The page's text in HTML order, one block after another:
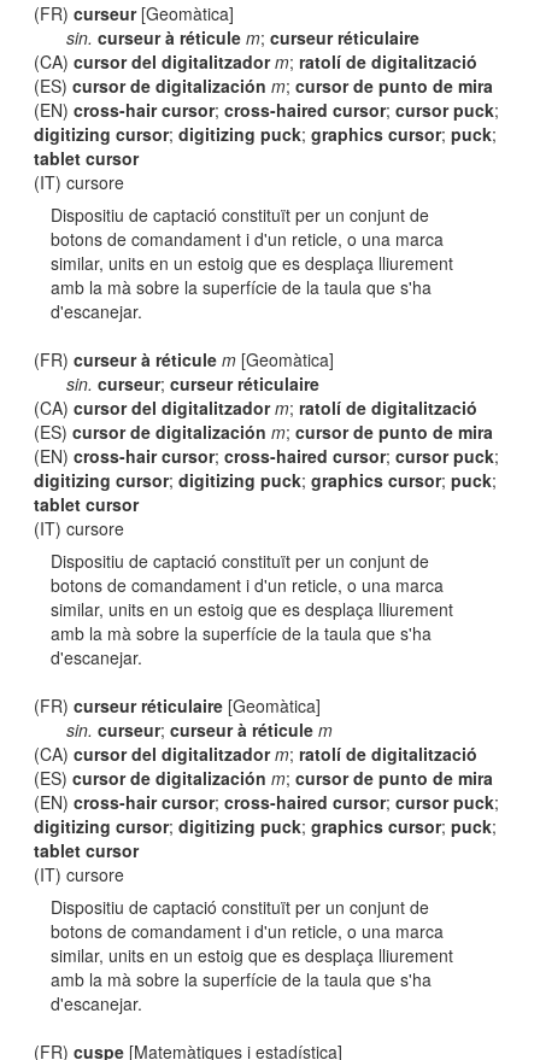
(FR)curseur[Geomàtica]
sin. curseur à réticule m; curseur réticulaire
(CA)cursor del digitalitzador m;ratolí de digitalització
(ES)cursor de digitalización m;cursor de punto de mira
(EN)cross-hair cursor;cross-haired cursor;cursor puck;
digitizing cursor;digitizing puck;graphics cursor;puck;
tablet cursor
(IT) cursore
Dispositiu de captació constituït per un conjunt de
botons de comandament i d'un reticle, o una marca
similar, units en un estoig que es desplaça lliurement
amb la mà sobre la superfície de la taula que s'ha
d'escanejar.
(FR)curseur à réticule m [Geomàtica]
sin. curseur; curseur réticulaire
(CA)cursor del digitalitzador m;ratolí de digitalització
(ES)cursor de digitalización m;cursor de punto de mira
(EN)cross-hair cursor;cross-haired cursor;cursor puck;
digitizing cursor;digitizing puck;graphics cursor;puck;
tablet cursor
(IT) cursore
Dispositiu de captació constituït per un conjunt de
botons de comandament i d'un reticle, o una marca
similar, units en un estoig que es desplaça lliurement
amb la mà sobre la superfície de la taula que s'ha
d'escanejar.
(FR)curseur réticulaire [Geomàtica]
sin. curseur; curseur à réticule m
(CA)cursor del digitalitzador m;ratolí de digitalització
(ES)cursor de digitalización m;cursor de punto de mira
(EN)cross-hair cursor;cross-haired cursor;cursor puck;
digitizing cursor;digitizing puck;graphics cursor;puck;
tablet cursor
(IT) cursore
Dispositiu de captació constituït per un conjunt de
botons de comandament i d'un reticle, o una marca
similar, units en un estoig que es desplaça lliurement
amb la mà sobre la superfície de la taula que s'ha
d'escanejar.
(FR)cuspe [Matemàtiques i estadística]